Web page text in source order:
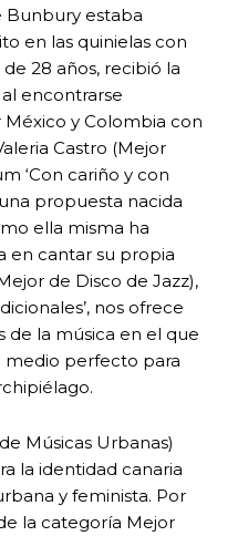
Bunbury estaba
en las quinielas con
de 28 años, recibió la
encontrarse
y Colombia con
Castro (Mejor
‘Con cariño y con
propuesta nacida
ella misma ha
en cantar su propia
de Disco de Jazz),
nos ofrece
de la música en el que
medio perfecto para
Músicas Urbanas)
la identidad canaria
y feminista. Por
la categoría Mejor